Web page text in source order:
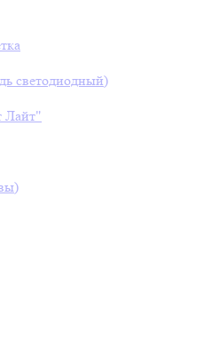
светодиодный)
Лайт"